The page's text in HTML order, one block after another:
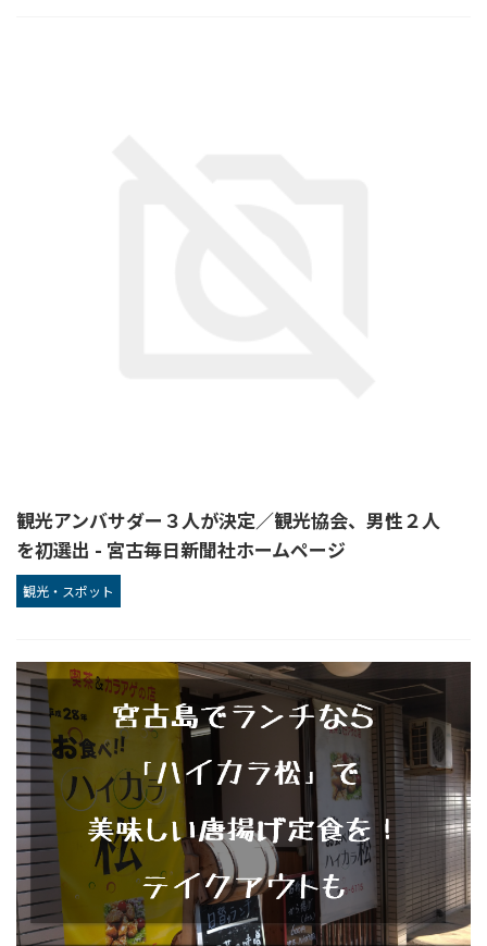
観光アンバサダー３人が決定／観光協会、男性２人
を初選出 - 宮古毎日新聞社ホームページ
観光・スポット